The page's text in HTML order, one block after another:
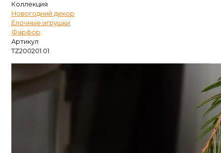
Коллекция
Новогодний декор
Ёлочные игрушки
Фарфор
Артикул
TZ200201.01